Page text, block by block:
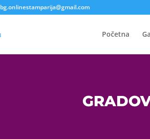
bg.onlinestamparija@gmail.com
Početna